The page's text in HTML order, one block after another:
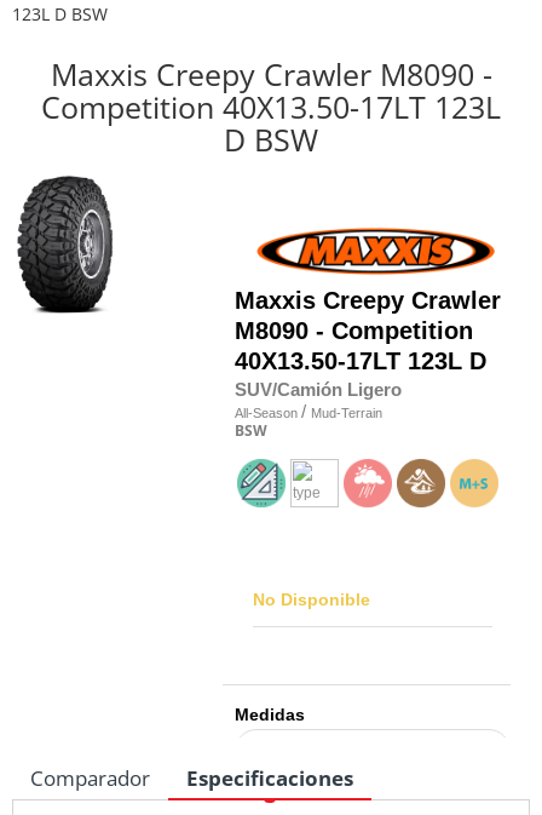
123L D BSW
Maxxis Creepy Crawler M8090 -
Competition 40X13.50-17LT 123L
D BSW
Maxxis Creepy Crawler
M8090 - Competition
40X13.50-17LT 123L D
SUV/Camión Ligero
All-Season / Mud-Terrain
BSW
No Disponible
Medidas
Comparador Especificaciones